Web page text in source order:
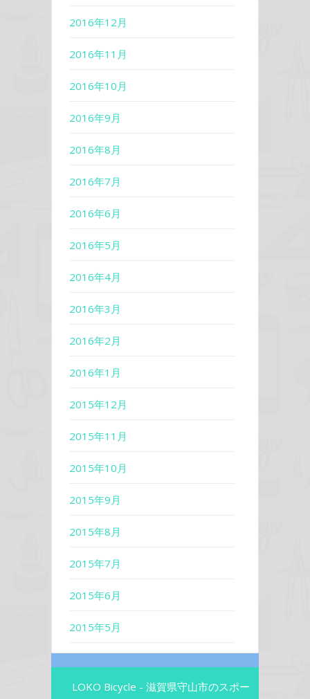
2016年12月
2016年11月
2016年10月
2016年9月
2016年8月
2016年7月
2016年6月
2016年5月
2016年4月
2016年3月
2016年2月
2016年1月
2015年12月
2015年11月
2015年10月
2015年9月
2015年8月
2015年7月
2015年6月
2015年5月
LOKO Bicycle - 滋賀県守山市のスポー